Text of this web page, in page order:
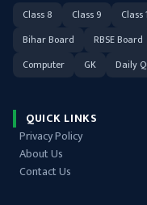
Class 8 Class 9 Class
Bihar Board
RBSE Board
Computer
GK Daily
QUICK LINKS
Privacy Policy
About Us
Contact Us